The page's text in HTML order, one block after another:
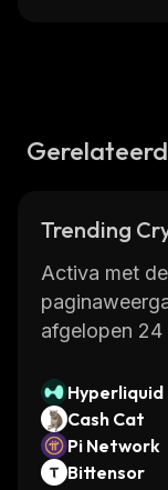
Trending
Activa met
afgelopen 24
Hyperliquid
Cash Cat
Pi Network
Bittensor